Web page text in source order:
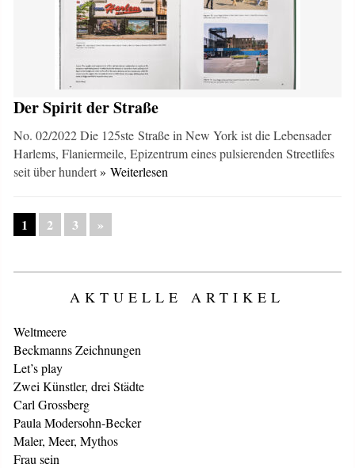
Der Spirit der Straße
No. 02/2022 Die 125ste Straße in New York ist die Lebensader
Harlems, Flaniermeile, Epizentrum eines pulsierenden Streetlifes
seit über hundert» Weiterlesen
1 2 3 »
AKTUELLE ARTIKEL
Weltmeere
Beckmanns Zeichnungen
Let’s play
Zwei Künstler, drei Städte
Carl Grossberg
Paula Modersohn-Becker
Maler, Meer, Mythos
Frau sein